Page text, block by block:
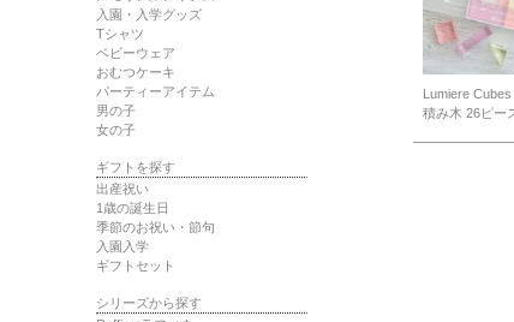
入園・入学グッズ
Tシャツ
ベビーウェア
おむつケーキ
パーティーアイテム
男の子
女の子
ギフトを探す
出産祝い
1歳の誕生日
季節のお祝い・節句
入園入学
ギフトセット
シリーズから探す
Lumiere
積み木 26ピー